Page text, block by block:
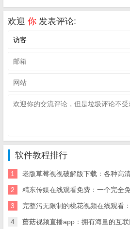
欢迎 你 发表评论:
软件教程排行
1 老版草莓视视破解版下载：各种高
2 精东传媒在线观看免费：一个完全
3 完整污无限制的桃花视频在线观看
4 蘑菇视频直播app：拥有海量的互